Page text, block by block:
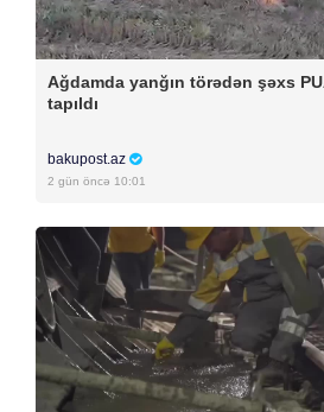
Ağdamda yanğın törədən şəxs
tapıldı
bakupost.az
2 gün öncə 10:01